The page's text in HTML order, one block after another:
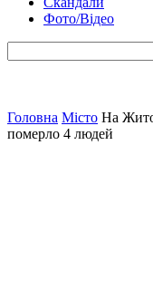
Фото/Відео
Головна Місто На
померло 4 людей